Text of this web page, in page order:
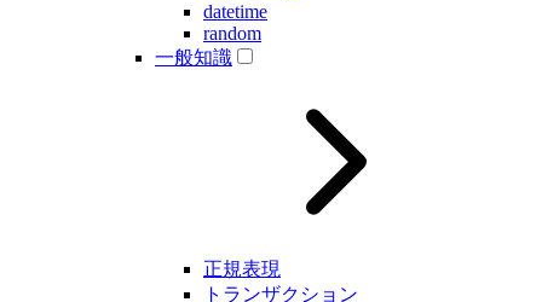
datetime
random
一般知識
正規表現
トランザクション